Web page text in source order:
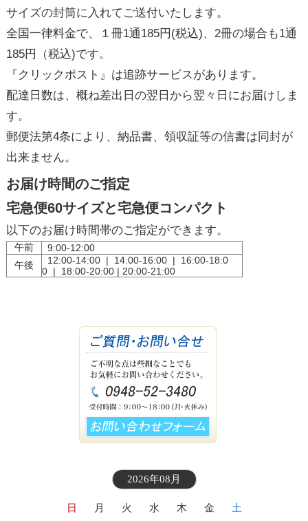
サイズの封筒に入れてご送付いたします。
全国一律料金で、１冊1通185円(税込)、2冊の場合も1通
185円（税込)です。
『クリックポスト』は追跡サービスがあります。
配達日数は、概ね差出日の翌日から翌々日にお届けしま
す。
郵便法第4条により、納品書、領収証等の信書は同封が
出来ません。
お届け時間のご指定
宅急便60サイズと宅急便コンパクト
以下のお届け時間帯のご指定ができます。
午前
9:00-12:00
午後
12:00-14:00 | 14:00-16:00 | 16:00-18:0
0 | 18:00-20:00 | 20:00-21:00
2026年08月
日 月 火 水 木 金
土